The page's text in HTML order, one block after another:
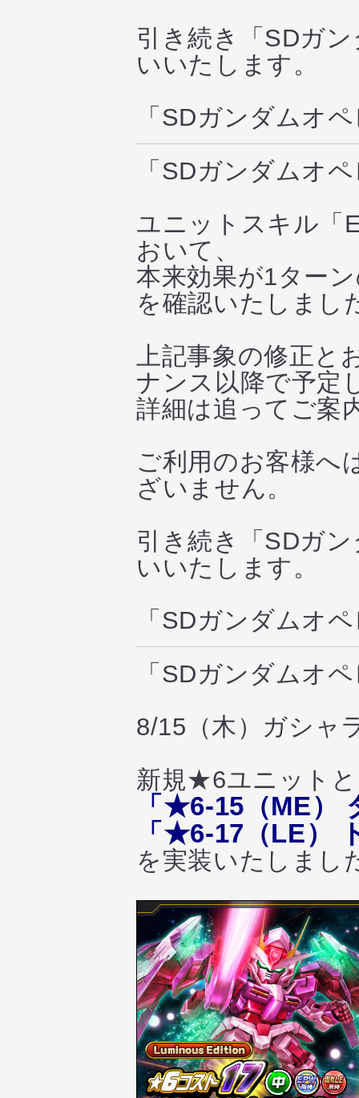
引き続き「SDガ
いいたします。
「SDガンダムオ
「SDガンダムオ
ユニットスキル「
おいて、
本来効果が1ター
を確認いたしまし
上記事象の修正と
ナンス以降で予定
詳細は追ってご案
ご利用のお客様へ
ざいません。
引き続き「SDガ
いいたします。
「SDガンダムオ
「SDガンダムオ
8/15（木）ガシャ
新規★6ユニット
「★6-15（ME）
「★6-17（LE）
を実装いたしまし